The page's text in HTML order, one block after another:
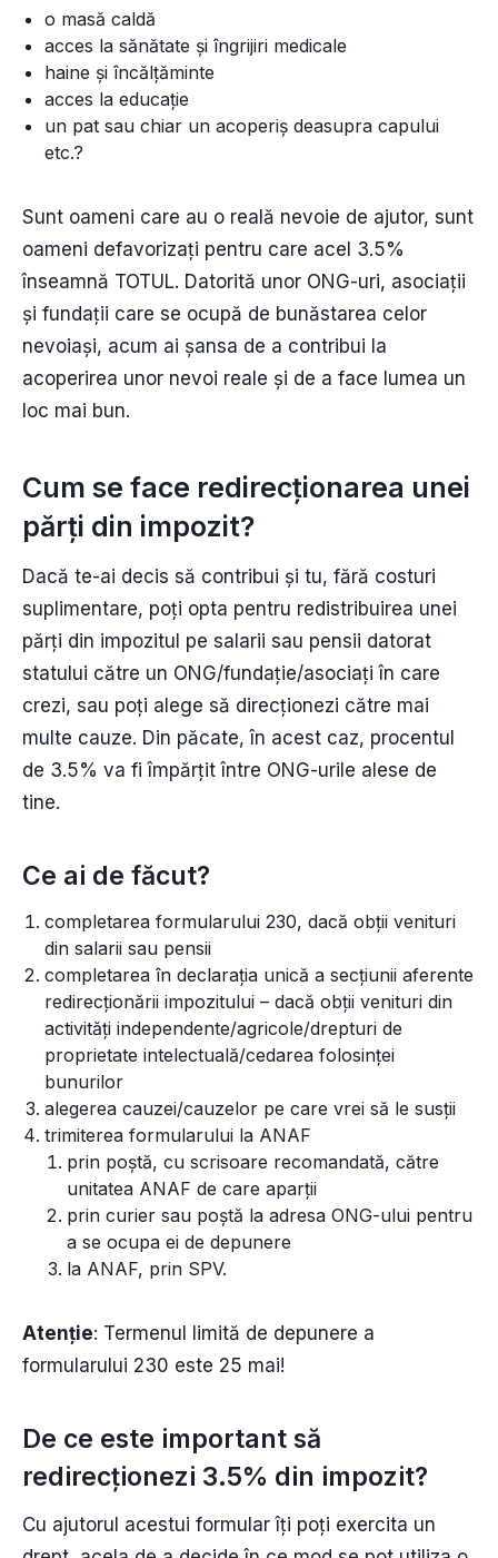
o masă caldă
acces la sănătate și îngrijiri medicale
haine și încălțăminte
acces la educație
un pat sau chiar un acoperiș deasupra capului
etc.?
Sunt oameni care au o reală nevoie de ajutor, sunt
oameni defavorizați pentru care acel 3.5%
înseamnă TOTUL. Datorită unor ONG-uri, asociații
și fundații care se ocupă de bunăstarea celor
nevoiași, acum ai șansa de a contribui la
acoperirea unor nevoi reale și de a face lumea un
loc mai bun.
Cum se face redirecționarea unei
părți din impozit?
Dacă te-ai decis să contribui și tu, fără costuri
suplimentare, poți opta pentru redistribuirea unei
părți din impozitul pe salarii sau pensii datorat
statului către un ONG/fundație/asociați în care
crezi, sau poți alege să direcționezi către mai
multe cauze. Din păcate, în acest caz, procentul
de 3.5% va fi împărțit între ONG-urile alese de
tine.
Ce ai de făcut?
completarea formularului 230, dacă obții venituri
din salarii sau pensii
completarea în declarația unică a secțiunii aferente
redirecționării impozitului – dacă obții venituri din
activități independente/agricole/drepturi de
proprietate intelectuală/cedarea folosinței
bunurilor
alegerea cauzei/cauzelor pe care vrei să le susții
trimiterea formularului la ANAF
prin poștă, cu scrisoare recomandată, către
unitatea ANAF de care aparții
prin curier sau poștă la adresa ONG-ului pentru
a se ocupa ei de depunere
la ANAF, prin SPV.
Atenție: Termenul limită de depunere a
formularului 230 este 25 mai!
De ce este important să
redirecționezi 3.5% din impozit?
Cu ajutorul acestui formular îți poți exercita un